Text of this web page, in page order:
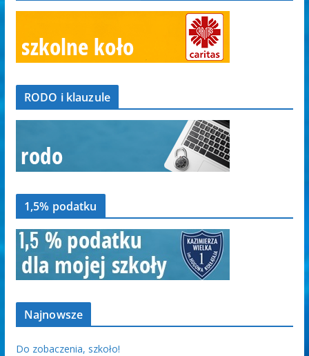
RODO i klauzule
1,5% podatku
Najnowsze
Do zobaczenia, szkoło!